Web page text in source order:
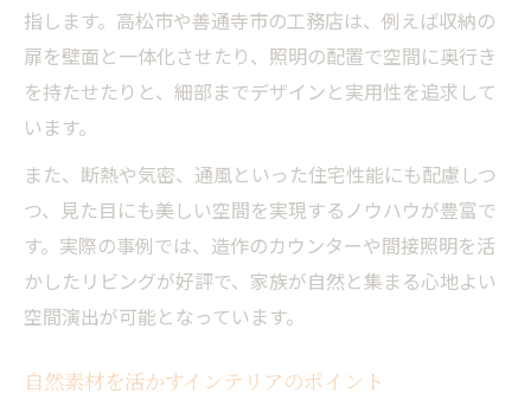
指します。高松市や善通寺市の工務店は、例えば収納の
扉を壁面と一体化させたり、照明の配置で空間に奥行き
を持たせたりと、細部までデザインと実用性を追求して
います。
また、断熱や気密、通風といった住宅性能にも配慮しつ
つ、見た目にも美しい空間を実現するノウハウが豊富で
す。実際の事例では、造作のカウンターや間接照明を活
かしたリビングが好評で、家族が自然と集まる心地よい
空間演出が可能となっています。
自然素材を活かすインテリアのポイント